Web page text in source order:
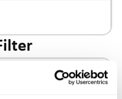
IO-Link / digital IO